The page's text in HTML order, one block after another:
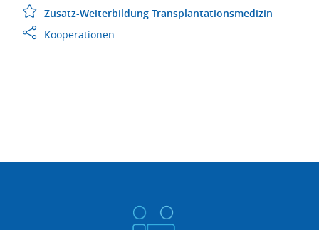
Zusatz-Weiterbildung Transplantationsmedizin
Kooperationen